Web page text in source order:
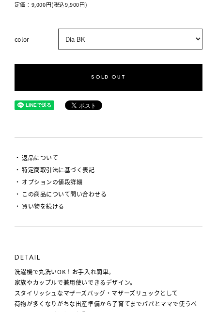
定価：9,000円(税込9,900円)
color
SOLD OUT
返品について
特定商取引法に基づく表記
オプションの値段詳細
この商品について問い合わせる
買い物を続ける
DETAIL
洗濯機で丸洗いOK！お手入れ簡単。
家族やカップルで兼用使いできるデザイン。
スタイリッシュなマザーズバッグ・マザーズリュックとして
荷物が多くなりがちな出産準備から子育てまでパパとママで使うペ